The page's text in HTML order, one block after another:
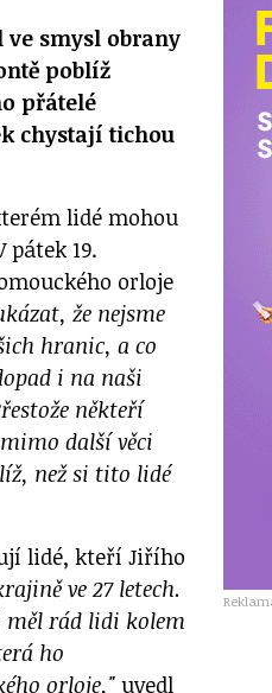
smysl obrany
poblíž
přátelé
chystají tichou
lidé mohou
19.
orloje
že nejsme
hranic, a co
i na naši
někteří
další věci
než si tito lidé
lidé, kteří Jiřího
ve 27 letech.
měl rád lidi kolem
ho
orloje,"uvedl